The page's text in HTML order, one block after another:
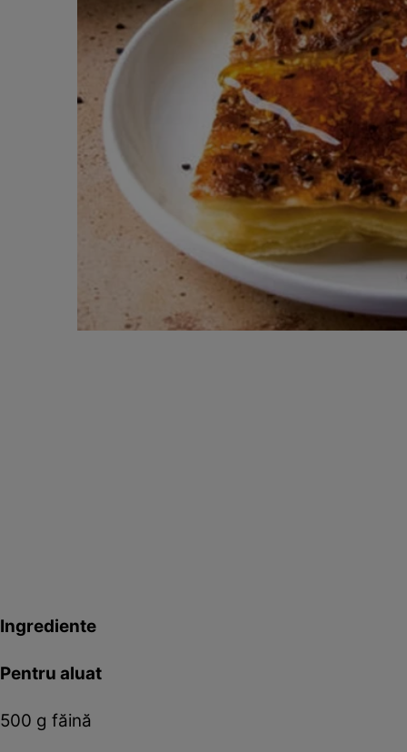
Ingrediente
Pentru aluat
500 g făină